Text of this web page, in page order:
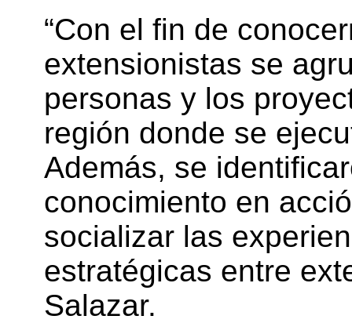
“Con el fin de
extensionistas se
personas y los
región donde se
Además, se
conocimiento en
socializar las
estratégicas entre
Salazar.